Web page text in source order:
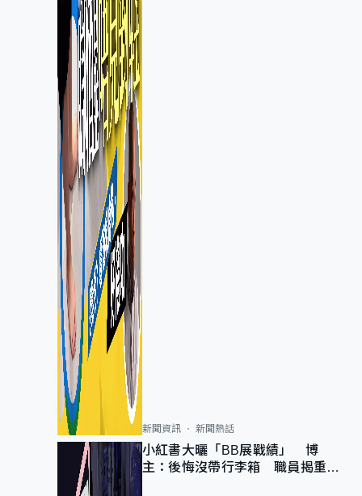
新聞資訊 新聞熱話
小紅書大曬「BB展戰績」 博
主：後悔沒帶行李箱 職員揭重複